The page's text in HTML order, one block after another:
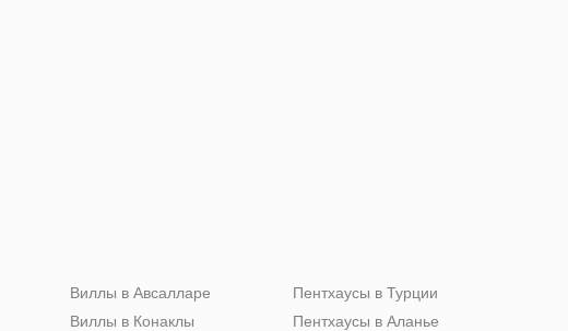
Виллы в Авсалларе
Виллы в Конаклы
Пентхаусы в Турции
Пентхаусы в Аланье